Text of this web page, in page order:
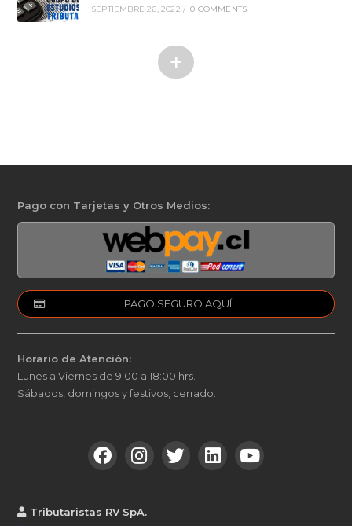
SEPTIEMBRE 26, 2022 / 0 COMMENTS
+
Pago con Tarjetas y Otros Medios:
PAGO SEGURO AQUÍ
Horario de Atención:
Lunes a Viernes de 9:00 a 18:00 hrs.
Sábados, domingos y festivos, cerrado.
Tributaristas RV SpA.